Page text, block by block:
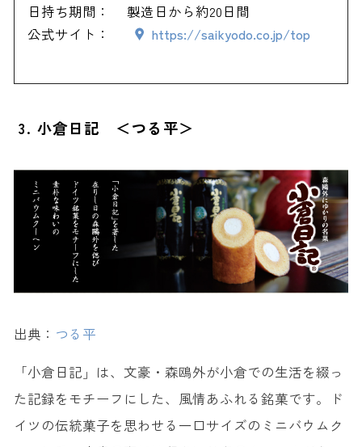
日持ち期間：
製造日から約20日間
公式サイト：
https://saikyodo.co.jp/top
3. 小倉日記 ＜つる平＞
出典： つる平
「小倉日記」は、文豪・森鴎外が小倉での生活を綴っ
た記録をモチーフにした、風情あふれる銘菓です。ド
イツの伝統菓子を思わせる一口サイズのミニバウムク